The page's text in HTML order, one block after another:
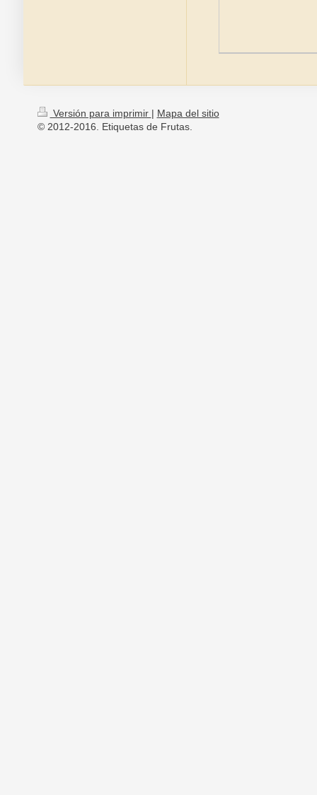
Versión para imprimir | Mapa del sitio
© 2012-2016. Etiquetas de Frutas.